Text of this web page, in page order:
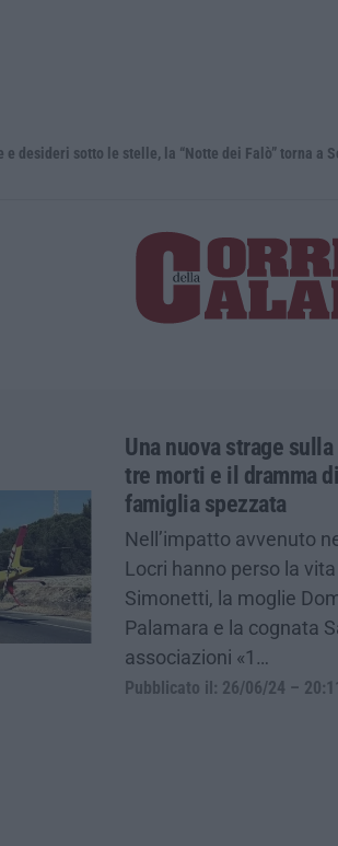
le stelle, la “Notte dei Falò” torna a Schiavonea
Una nuova strage sulla
tre morti e il dramma
famiglia spezzata
Nell’impatto avvenuto
Locri hanno perso la
Simonetti, la moglie
Palamara e la cognata
associazioni «1…
Pubblicato il: 26/06/24 – 20:11